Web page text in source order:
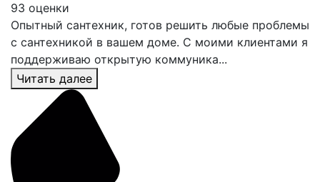
93 оценки
Опытный сантехник, готов решить любые проблемы
с сантехникой в вашем доме. С моими клиентами я
поддерживаю открытую коммуника...
Читать далее